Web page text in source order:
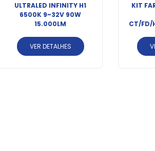
ULTRALED INFINITY H1
6500K 9~32V 90W
15.000LM
VER DETALHES
KIT
CT/FD/